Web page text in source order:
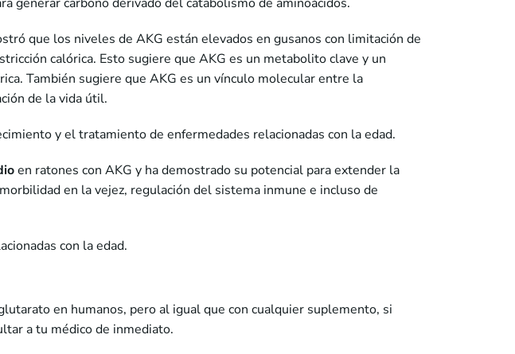
que los niveles de AKG están elevados en gusanos con limitación de
calórica. Esto sugiere que AKG es un metabolito clave y un
También sugiere que AKG es un vínculo molecular entre la
de la vida útil.
y el tratamiento de enfermedades relacionadas con la edad.
en ratones con AKG y ha demostrado su potencial para extender la
en la vejez, regulación del sistema inmune e incluso de
con la edad.
en humanos, pero al igual que con cualquier suplemento, si
a tu médico de inmediato.